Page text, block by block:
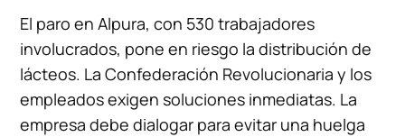
El paro en Alpura, con 530 trabajadores
involucrados, pone en riesgo la distribución de
lácteos. La Confederación Revolucionaria y los
empleados exigen soluciones inmediatas. La
empresa debe dialogar para evitar una huelga